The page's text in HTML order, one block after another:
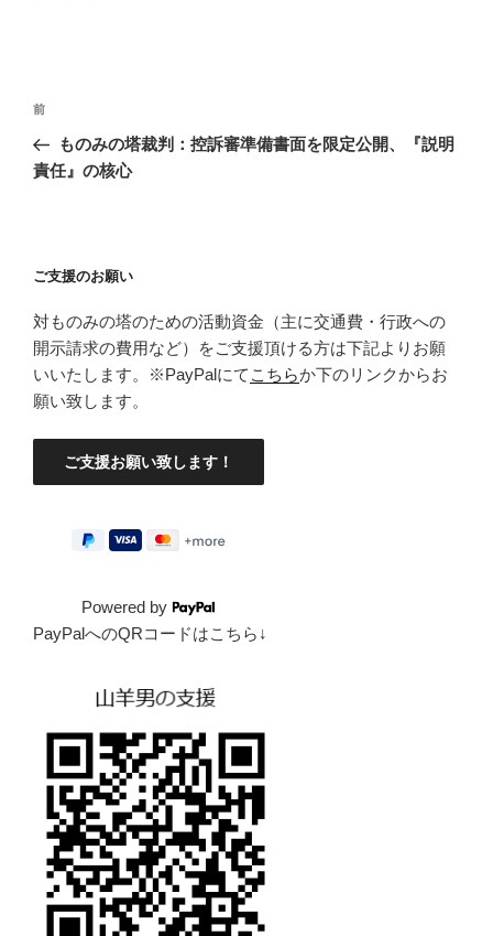
投
ナ
シ
ョ
ン
前
の
投
前
ものみの塔裁判：控訴審準備書面を限定公開、『説明
責任』の核心
ご支援のお願い
対ものみの塔のための活動資金（主に交通費・行政への
開示請求の費用など）をご支援頂ける方は下記よりお願
いいたします。※PayPalにて こちらか下のリンクからお
願い致します。
Powered by
PayPalへのQRコードはこちら↓